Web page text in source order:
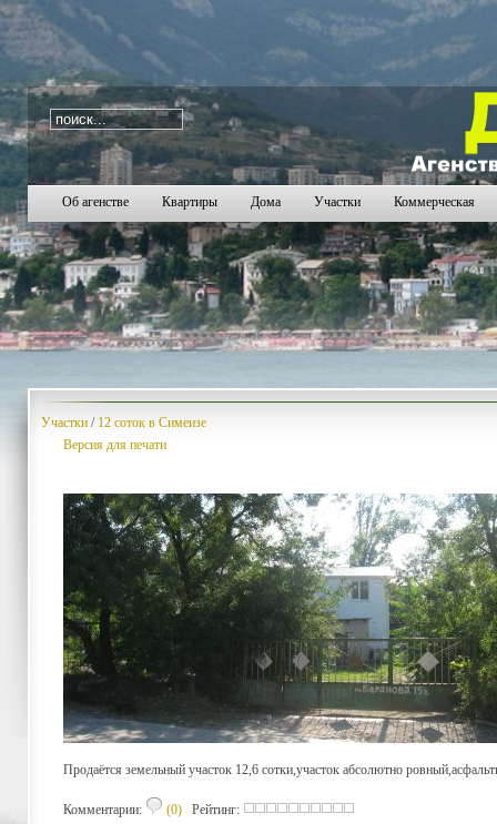
i=65
20282029 2030 2032 2033 2034
Об агенстве Квартиры Дома Участки Коммерческая
Участки / 12 соток в Симеизе
Версия для печати
Продаётся земельный участок 12,6 сотки,участок абсолютно
Комментарии: (0) Рейтинг: